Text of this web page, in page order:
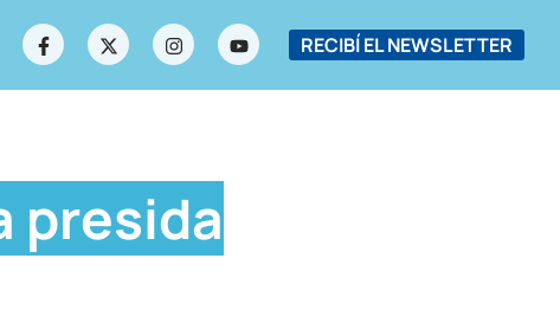
RECIBÍ EL NEWSLETTER
presida